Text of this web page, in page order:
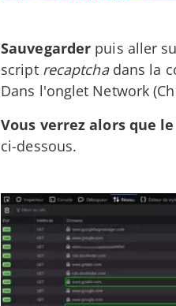
Sauvegarder puis aller
script recaptchadans la
Dans l'onglet Network
Vous verrez alors que
ci-dessous.